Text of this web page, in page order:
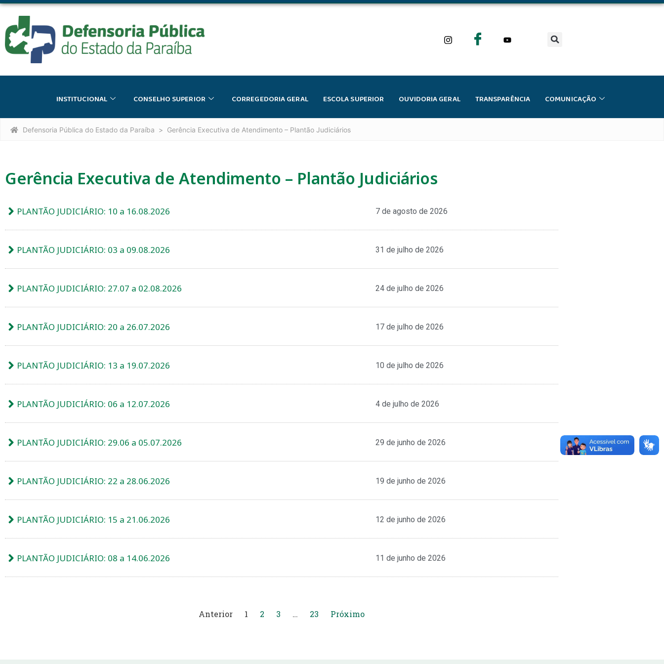
INSTITUCIONAL CONSELHO SUPERIOR CORREGEDORIA GERAL ESCOLA SUPERIOR OUVIDORIA GERAL TRANSPARÊNCIA COMUNICAÇÃO
Defensoria Pública do Estado da Paraíba Gerência Executiva de Atendimento – Plantão Judiciários
Gerência Executiva de Atendimento – Plantão Judiciários
PLANTÃO JUDICIÁRIO: 10 a 16.08.2026 7 de agosto de 2026
PLANTÃO JUDICIÁRIO: 03 a 09.08.2026 31 de julho de 2026
PLANTÃO JUDICIÁRIO: 27.07 a 02.08.2026 24 de julho de 2026
PLANTÃO JUDICIÁRIO: 20 a 26.07.2026 17 de julho de 2026
PLANTÃO JUDICIÁRIO: 13 a 19.07.2026 10 de julho de 2026
PLANTÃO JUDICIÁRIO: 06 a 12.07.2026 4 de julho de 2026
PLANTÃO JUDICIÁRIO: 29.06 a 05.07.2026 29 de junho de 2026
PLANTÃO JUDICIÁRIO: 22 a 28.06.2026 19 de junho de 2026
PLANTÃO JUDICIÁRIO: 15 a 21.06.2026 12 de junho de 2026
PLANTÃO JUDICIÁRIO: 08 a 14.06.2026 11 de junho de 2026
Anterior 1 2 3 … 23 Próximo